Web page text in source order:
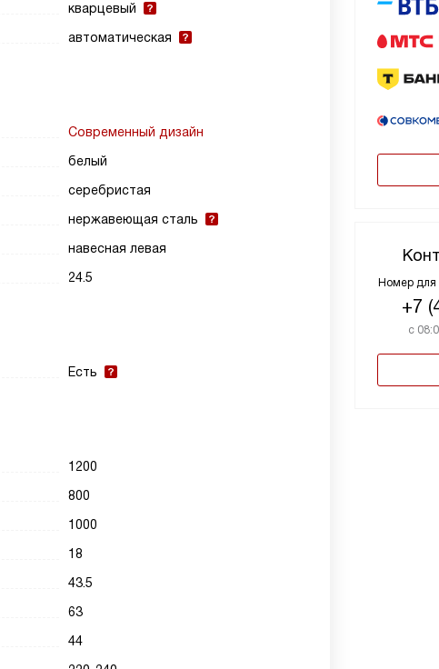
Номер для
+7
с
кварцевый
автоматическая
Современный дизайн
белый
серебристая
нержавеющая сталь
навесная левая
24.5
Есть
1200
800
1000
18
43.5
63
44